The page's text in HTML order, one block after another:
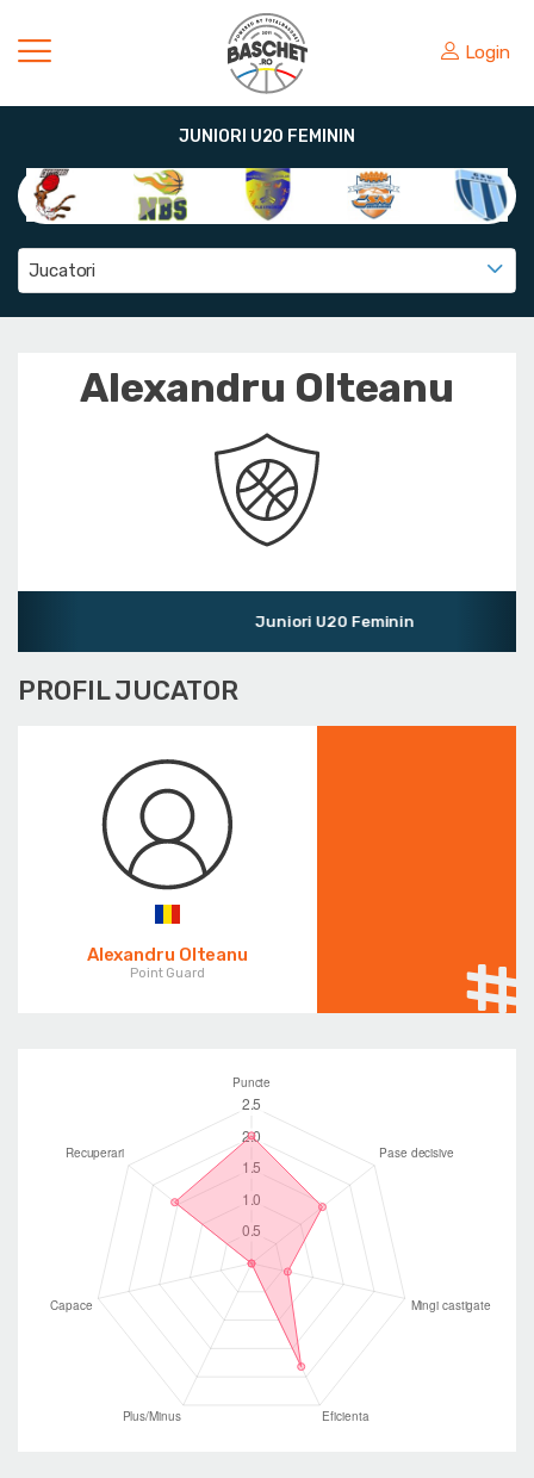
Login
JUNIORI U20 FEMININ
Jucatori
Alexandru Olteanu
Juniori U20 Feminin
PROFIL JUCATOR
Alexandru Olteanu
Point Guard